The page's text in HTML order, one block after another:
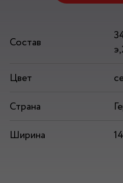
Состав
Цвет
Страна
Ширина